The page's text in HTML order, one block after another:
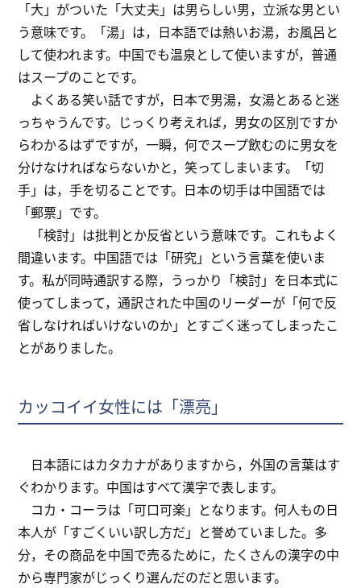
「大」がついた「大丈夫」は男らしい男，立派な男とい
う意味です。「湯」は，日本語では熱いお湯，お風呂と
して使われます。中国でも温泉として使いますが，普通
はスープのことです。
よくある笑い話ですが，日本で男湯，女湯とあると迷
っちゃうんです。じっくり考えれば，男女の区別ですか
らわかるはずですが，一瞬，何でスープ飲むのに男女を
分けなければならないかと，笑ってしまいます。「切
手」は，手を切ることです。日本の切手は中国語では
「郵票」です。
「検討」は批判とか反省という意味です。これもよく
間違います。中国語では「研究」という言葉を使いま
す。私が同時通訳する際，うっかり「検討」を日本式に
使ってしまって，通訳された中国のリーダーが「何で反
省しなければいけないのか」とすごく迷ってしまったこ
とがありました。
カッコイイ女性には「漂亮」
日本語にはカタカナがありますから，外国の言葉はす
ぐわかります。中国はすべて漢字で表します。
コカ・コーラは「可口可楽」となります。何人もの日
本人が「すごくいい訳し方だ」と誉めていました。多
分，その商品を中国で売るために，たくさんの漢字の中
から専門家がじっくり選んだのだと思います。